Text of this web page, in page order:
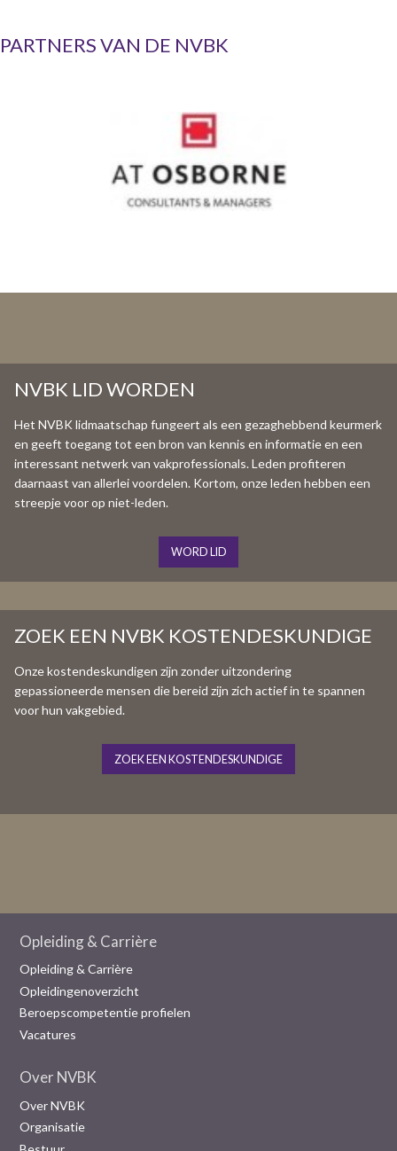
PARTNERS VAN DE NVBK
NVBK LID WORDEN
Het NVBK lidmaatschap fungeert als een gezaghebbend keurmerk
en geeft toegang tot een bron van kennis en informatie en een
interessant netwerk van vakprofessionals. Leden profiteren
daarnaast van allerlei voordelen. Kortom, onze leden hebben een
streepje voor op niet-leden.
WORD LID
ZOEK EEN NVBK KOSTENDESKUNDIGE
Onze kostendeskundigen zijn zonder uitzondering
gepassioneerde mensen die bereid zijn zich actief in te spannen
voor hun vakgebied.
ZOEK EEN KOSTENDESKUNDIGE
Opleiding & Carrière
Opleiding & Carrière
Opleidingenoverzicht
Beroepscompetentie profielen
Vacatures
Over NVBK
Over NVBK
Organisatie